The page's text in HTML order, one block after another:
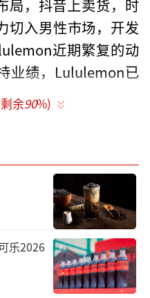
局，抖音上卖货，时
切入男性市场，开发
近期繁复的动
业绩，Lululemon已
靠打折“撑”业绩
元的羽绒背心，
元。”“以前一年
时都在打折，严重不
，有消费者向鳌头
余90%)
乐2026